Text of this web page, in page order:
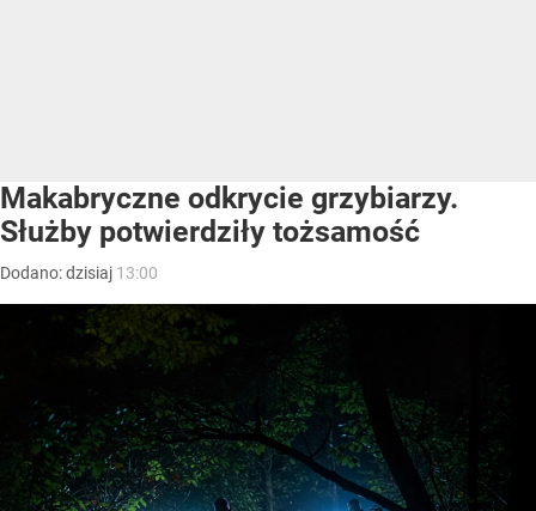
Makabryczne odkrycie grzybiarzy.
Służby potwierdziły tożsamość
Dodano:dzisiaj 13:00